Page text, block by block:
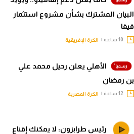
البيان المشترك بشأن مشروع استثمار
فيفا
الكرة الإفريقية
الأهلي يعلن رحيل محمد علي
بن رمضان
الكرة المصرية
رئيس طرابزون: لا يمكنك إقناع